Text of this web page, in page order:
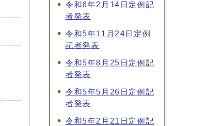
令和6年2月14日定例記
者発表
令和5年11月24日定例
記者発表
令和5年8月25日定例記
者発表
令和5年5月26日定例記
者発表
令和5年2月21日定例記